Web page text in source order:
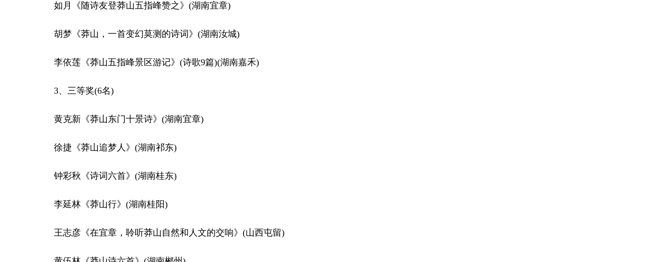
如月《随诗友登莽山五指峰赞之》(湖南宜章)
胡梦《莽山，一首变幻莫测的诗词》(湖南汝城)
李依莲《莽山五指峰景区游记》(诗歌9篇)(湖南嘉禾)
3、三等奖(6名)
黄克新《莽山东门十景诗》(湖南宜章)
徐捷《莽山追梦人》(湖南祁东)
钟彩秋《诗词六首》(湖南桂东)
李延林《莽山行》(湖南桂阳)
王志彦《在宜章，聆听莽山自然和人文的交响》(山西屯留)